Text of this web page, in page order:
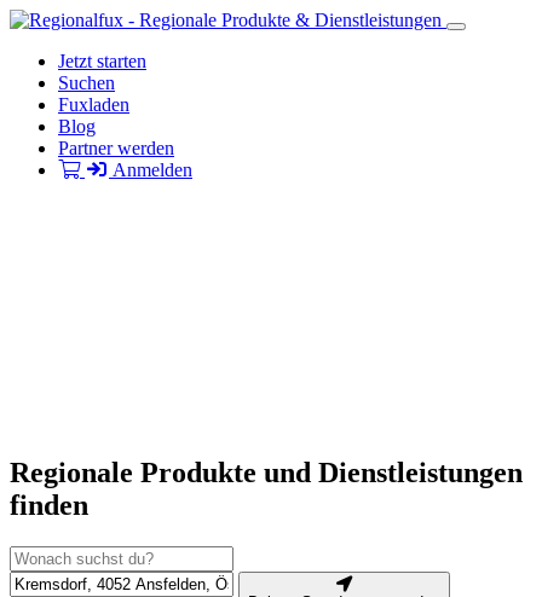
Jetzt starten
Suchen
Fuxladen
Blog
Partner werden
Anmelden
Regionale Produkte und Dienstleistungen
finden